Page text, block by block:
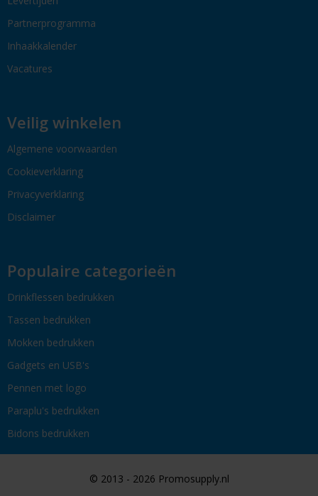
Partnerprogramma
Inhaakkalender
Vacatures
Veilig winkelen
Algemene voorwaarden
Cookieverklaring
Privacyverklaring
Disclaimer
Populaire categorieën
Drinkflessen bedrukken
Tassen bedrukken
Mokken bedrukken
Gadgets en USB's
Pennen met logo
Paraplu's bedrukken
Bidons bedrukken
© 2013 - 2026 Promosupply.nl